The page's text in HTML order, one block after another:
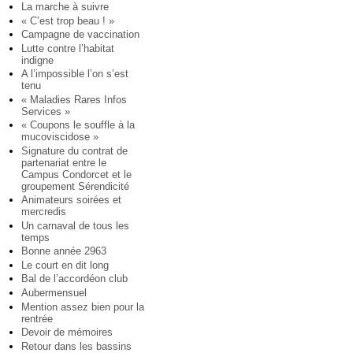
La marche à suivre
« C’est trop beau ! »
Campagne de vaccination
Lutte contre l’habitat
indigne
A l’impossible l’on s’est
tenu
« Maladies Rares Infos
Services »
« Coupons le souffle à la
mucoviscidose »
Signature du contrat de
partenariat entre le
Campus Condorcet et le
groupement Sérendicité
Animateurs soirées et
mercredis
Un carnaval de tous les
temps
Bonne année 2963
Le court en dit long
Bal de l’accordéon club
Aubermensuel
Mention assez bien pour la
rentrée
Devoir de mémoires
Retour dans les bassins